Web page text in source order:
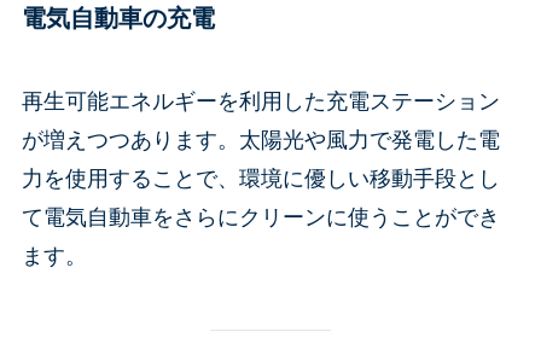
電気自動車の充電
再生可能エネルギーを利用した充電ステーション
が増えつつあります。太陽光や風力で発電した電
力を使用することで、環境に優しい移動手段とし
て電気自動車をさらにクリーンに使うことができ
ます。